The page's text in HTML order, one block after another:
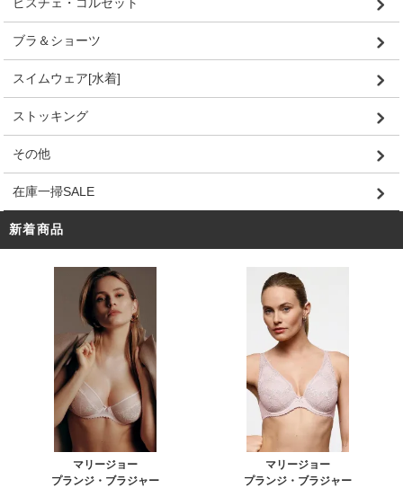
ビスチェ・コルセット
ブラ＆ショーツ
スイムウェア[水着]
ストッキング
その他
在庫一掃SALE
新着商品
マリージョー
プランジ・ブラジャー
マリージョー
プランジ・ブラジャー